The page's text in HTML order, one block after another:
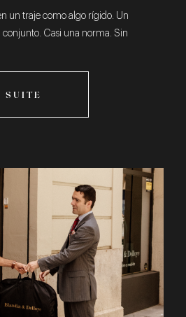
un traje como algo rígido. Un
Casi una norma. Sin
SUITE
SUITE